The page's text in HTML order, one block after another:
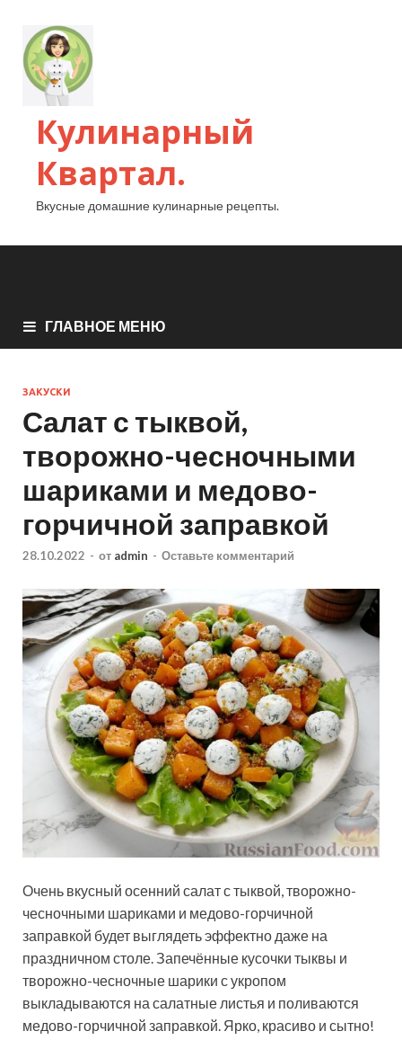
Кулинарный
Квартал.
Вкусные домашние кулинарные рецепты.
ГЛАВНОЕ МЕНЮ
ЗАКУСКИ
Салат с тыквой,
творожно-чесночными
шариками и медово-
горчичной заправкой
28.10.2022 - от admin - Оставьте комментарий
Очень вкусный осенний салат с тыквой, творожно-
чесночными шариками и медово-горчичной
заправкой будет выглядеть эффектно даже на
праздничном столе. Запечённые кусочки тыквы и
творожно-чесночные шарики с укропом
выкладываются на салатные листья и поливаются
медово-горчичной заправкой. Ярко, красиво и сытно!